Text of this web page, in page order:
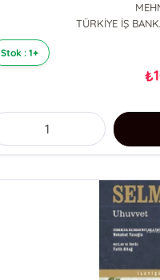
TÜRKİYE İŞ
Stok : 1+
₺